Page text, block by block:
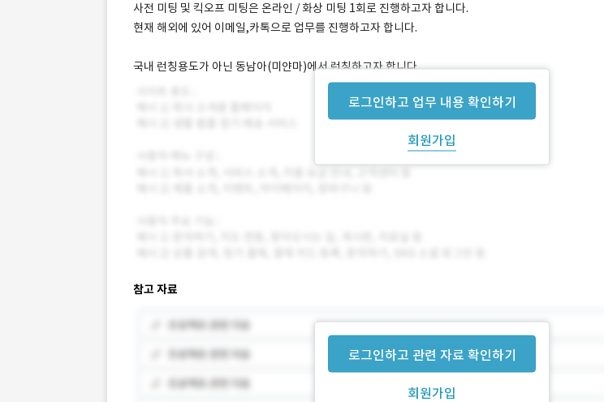
로그인하고 업무 내용 확인하기
회원가입
사전 미팅 및 킥오프 미팅은 온라인 / 화상 미팅 1회로 진행하고자 합니다.
현재 해외에 있어 이메일,카톡으로 업무를 진행하고자 합니다.
국내 런칭용도가 아닌 동남아(미얀마)에서 런칭하고자 합니다.
참고 자료
로그인하고 관련 자료 확인하기
회원가입